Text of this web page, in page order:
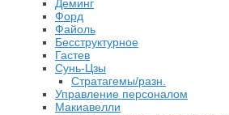
Деминг
Форд
Файоль
Бесструктурное
Гастев
Сунь-Цзы
Стратагемы/разн.
Управление персоналом
Макиавелли